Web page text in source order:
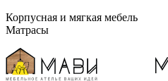
Корпусная и мягкая мебель
Матрасы